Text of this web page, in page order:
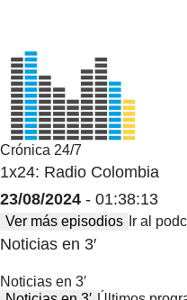
Crónica 24/7
1x24: Radio Colombia
23/08/2024 - 01:38:13
Ver más episodios Ir al
Noticias en 3′
Noticias en 3′